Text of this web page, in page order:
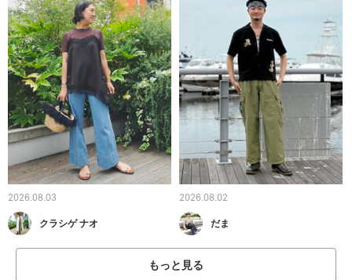
2026.08.03
クラシゲ ナオ
2026.08.02
だま
もっと見る